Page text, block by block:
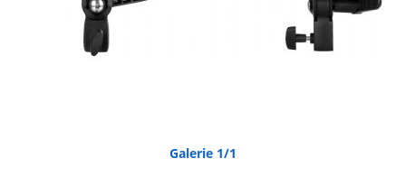
Galerie 1/1